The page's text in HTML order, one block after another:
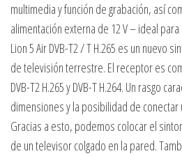
multimedia y función de grabación, así
alimentación externa de 12 V – ideal para
Lion 5 Air DVB-T2 / T H.265 es un nuevo
de televisión terrestre. El receptor es
DVB-T2 H.265 y DVB-T H.264. Un rasgo
dimensiones y la posibilidad de
Gracias a esto, podemos colocar el
de un televisor colgado en la pared.